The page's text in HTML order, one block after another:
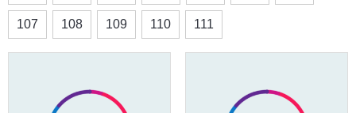
107 108 109 110 111